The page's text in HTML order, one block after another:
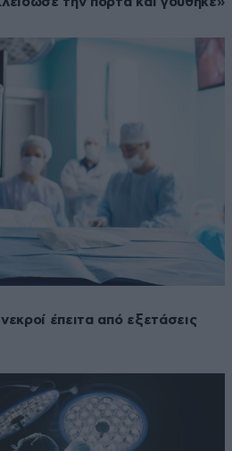
έπειτα από εξετάσεις